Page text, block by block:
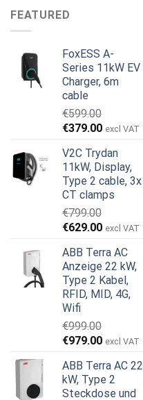
war:
€899.00
FEATURED
FoxESS A-
Series 11kW EV
Charger, 6m
cable
€599.00
Ursprünglicher
war:
€599.00
€379.00Aktueller
ist:
€379.00.
excl VAT
V2C Trydan
11kW, Display,
Type 2 cable, 3x
CT clamps
€799.00
Ursprünglicher
war:
€799.00
€629.00Aktueller
ist:
€629.00.
excl VAT
ABB Terra AC
Anzeige 22 kW,
Type 2 Kabel,
RFID, MID, 4G,
Wifi
€999.00
Ursprünglicher
war:
€999.00
€979.00Aktueller
ist:
€979.00.
excl VAT
ABB Terra AC 22
kW, Type 2
Steckdose und